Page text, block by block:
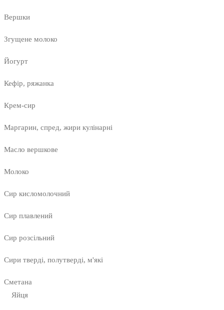
Вершки
Згущене молоко
Йогурт
Кефір, ряжанка
Крем-сир
Маргарин, спред, жири кулінарні
Масло вершкове
Молоко
Сир кисломолочний
Сир плавлений
Сир розсільний
Сири тверді, полутверді, м'які
Сметана
Яйця